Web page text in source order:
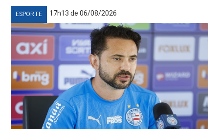
ESPORTE 17h13 de 06/08/2026